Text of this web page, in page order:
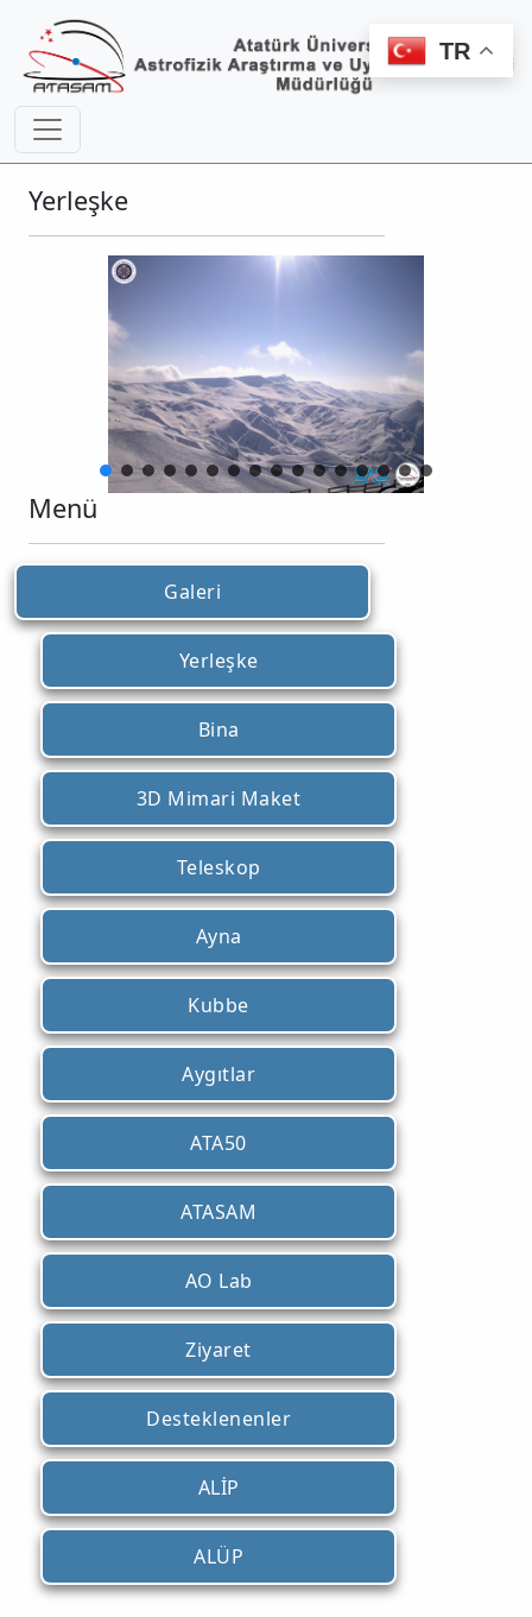
Yerleşke
Menü
Galeri
Yerleşke
Bina
3D Mimari Maket
Teleskop
Ayna
Kubbe
Aygıtlar
ATA50
ATASAM
AO Lab
Ziyaret
Desteklenenler
ALİP
ALÜP
TR